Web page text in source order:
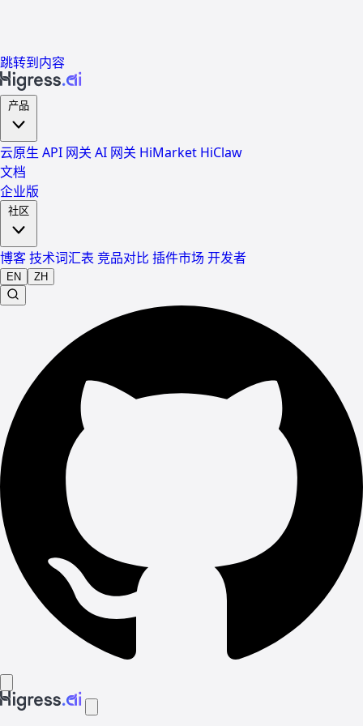
跳转到内容
云原生 API 网关 AI 网关 HiMarket HiClaw
文档
企业版
博客技术词汇表 竞品对比 插件市场 开发者
EN ZH